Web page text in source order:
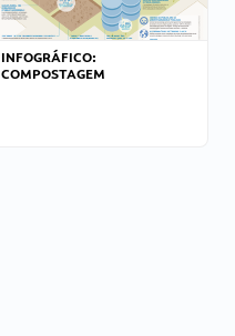
INFOGRÁFICO:
COMPOSTAGEM